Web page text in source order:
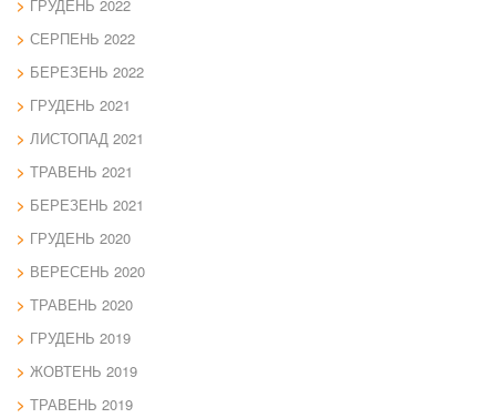
ГРУДЕНЬ 2022
СЕРПЕНЬ 2022
БЕРЕЗЕНЬ 2022
ГРУДЕНЬ 2021
ЛИСТОПАД 2021
ТРАВЕНЬ 2021
БЕРЕЗЕНЬ 2021
ГРУДЕНЬ 2020
ВЕРЕСЕНЬ 2020
ТРАВЕНЬ 2020
ГРУДЕНЬ 2019
ЖОВТЕНЬ 2019
ТРАВЕНЬ 2019